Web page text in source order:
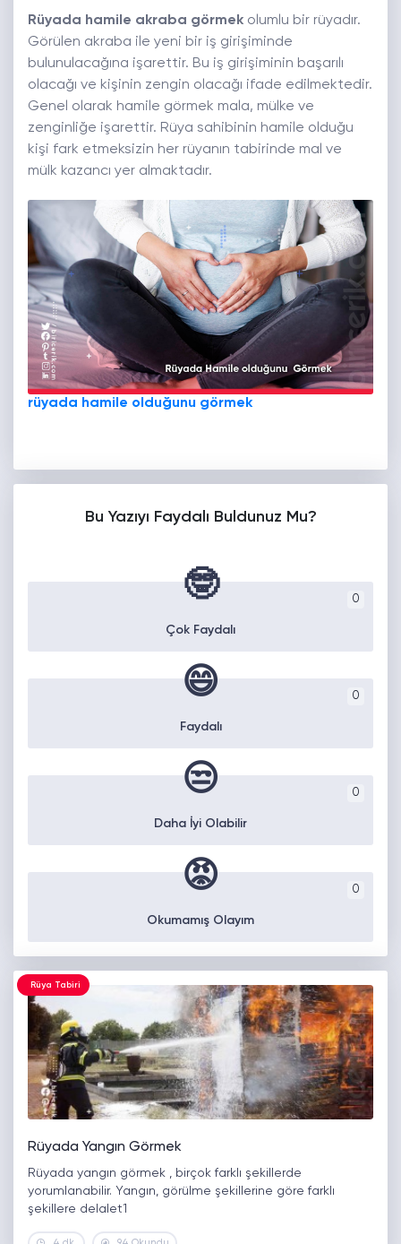
Rüyada hamile akraba görmek olumlu bir rüyadır.
Görülen akraba ile yeni bir iş girişiminde
bulunulacağına işarettir. Bu iş girişiminin başarılı
olacağı ve kişinin zengin olacağı ifade edilmektedir.
Genel olarak hamile görmek mala, mülke ve
zenginliğe işarettir. Rüya sahibinin hamile olduğu
kişi fark etmeksizin her rüyanın tabirinde mal ve
mülk kazancı yer almaktadır.
rüyada hamile olduğunu görmek
Bu Yazıyı Faydalı Buldunuz Mu?
0
🤓
Çok Faydalı
0
😄
Faydalı
0
😒
Daha İyi Olabilir
0
😡
Okumamış Olayım
Rüya Tabiri
Rüyada Yangın Görmek
Rüyada yangın görmek , birçok farklı şekillerde
yorumlanabilir. Yangın, görülme şekillerine göre farklı
şekillere delalet1